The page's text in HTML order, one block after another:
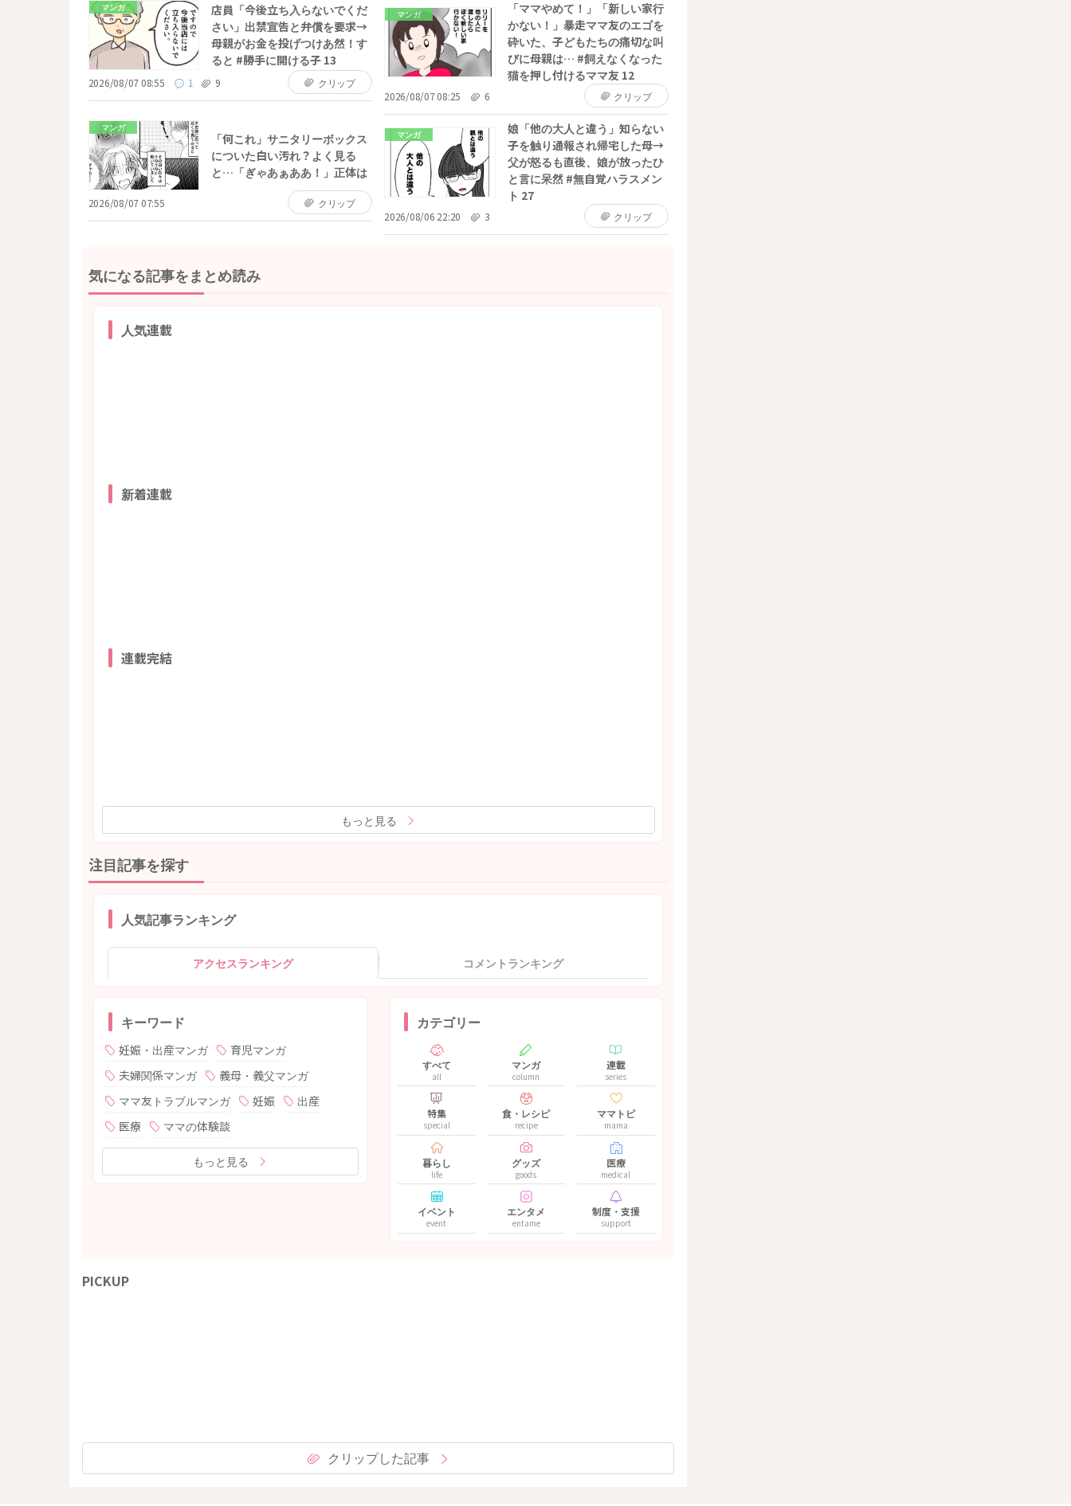
マンガ
店員「今後立ち入らないでくだ
さい」出禁宣告と弁償を要求→
母親がお金を投げつけあ然！す
ると #勝手に開ける子 13
2026/08/07 08:55 1 9 クリップ
マンガ
「ママやめて！」「新しい家行
かない！」暴走ママ友のエゴを
砕いた、子どもたちの痛切な叫
びに母親は… #飼えなくなった
猫を押し付けるママ友 12
2026/08/07 08:25 6 クリップ
マンガ
「何これ」サニタリーボックス
についた白い汚れ？よく見る
と…「ぎゃあぁああ！」正体は
2026/08/07 07:55 クリップ
マンガ
娘「他の大人と違う」知らない
子を触り通報され帰宅した母→
父が怒るも直後、娘が放ったひ
と言に呆然 #無自覚ハラスメン
ト 27
2026/08/06 22:20 3 クリップ
気になる記事をまとめ読み
人気連載
新着連載
連載完結
もっと見る
注目記事を探す
人気記事ランキング
アクセスランキング コメントランキング
キーワード
妊娠・出産マンガ
育児マンガ
夫婦関係マンガ
義母・義父マンガ
ママ友トラブルマンガ
妊娠
出産
医療
ママの体験談
もっと見る
カテゴリー
すべて
all
マンガ
column
連載
series
特集
special
食・レシピ
recipe
ママトピ
mama
暮らし
life
グッズ
goods
医療
medical
イベント
event
エンタメ
entame
制度・支援
support
PICKUP
クリップした記事